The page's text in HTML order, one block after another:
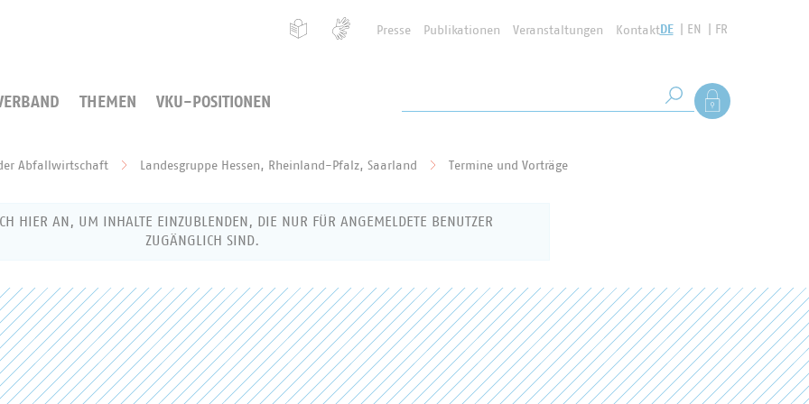
Presse Publikationen Veranstaltungen KontaktDE EN FR
THEMEN VKU-POSITIONEN Suche starten
Als Mitglied
Abfallwirtschaft Landesgruppe Hessen, Rheinland-Pfalz, Saarland Termine und Vorträge
HIER AN, UM INHALTE EINZUBLENDEN, DIE NUR FÜR ANGEMELDETE BENUTZER
ZUGÄNGLICH SIND.
als VKU-Mitglied
Benutzernamen (Ihre E-Mail-Adresse) und Ihr Passwort ein, um sich für den
anzumelden.